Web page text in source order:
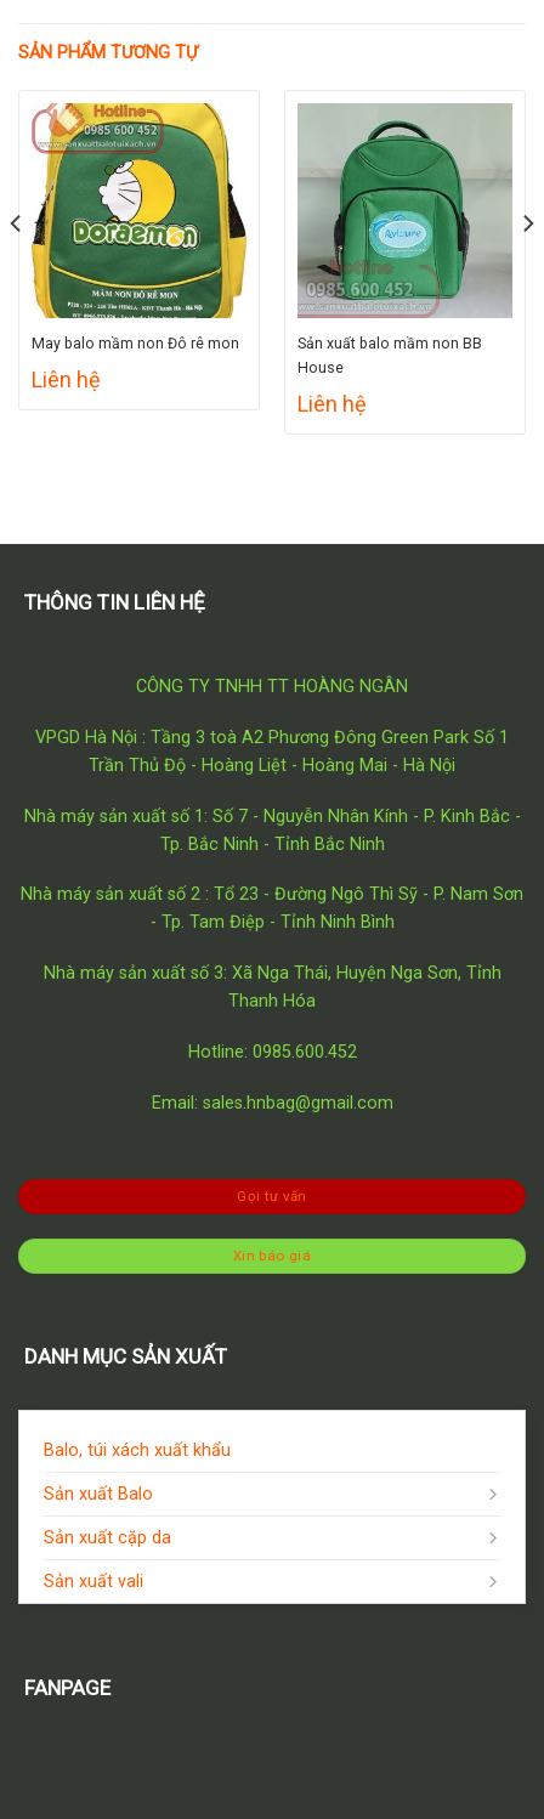
SẢN PHẨM TƯƠNG TỰ
May balo mầm non Đô rê mon
Liên hệ
Sản xuất balo mầm non BB
House
Liên hệ
THÔNG TIN LIÊN HỆ
CÔNG TY TNHH TT HOÀNG NGÂN
VPGD Hà Nội : Tầng 3 toà A2 Phương Đông Green Park Số 1
Trần Thủ Độ - Hoàng Liệt - Hoàng Mai - Hà Nội
Nhà máy sản xuất số 1: Số 7 - Nguyễn Nhân Kính - P. Kinh Bắc -
Tp. Bắc Ninh - Tỉnh Bắc Ninh
Nhà máy sản xuất số 2 : Tổ 23 - Đường Ngô Thì Sỹ - P. Nam Sơn
- Tp. Tam Điệp - Tỉnh Ninh Bình
Nhà máy sản xuất số 3: Xã Nga Thái, Huyện Nga Sơn, Tỉnh
Thanh Hóa
Hotline: 0985.600.452
Email: sales.hnbag@gmail.com
Gọi tư vấn
Xin báo giá
DANH MỤC SẢN XUẤT
Balo, túi xách xuất khẩu
Sản xuất Balo
Sản xuất cặp da
Sản xuất vali
FANPAGE